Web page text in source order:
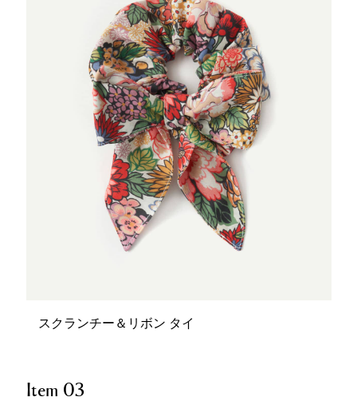
スクランチー＆リボン タイ
Item 03